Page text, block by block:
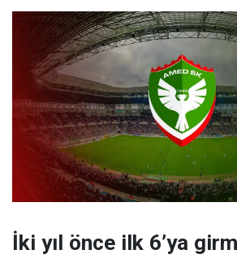
İki yıl önce ilk 6’ya